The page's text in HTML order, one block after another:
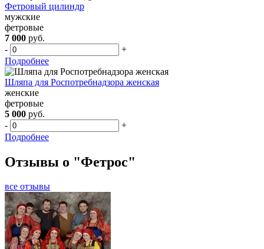
Фетровый цилиндр
мужские
фетровые
7 000 руб.
-
+
Подробнее
Шляпа для Роспотребнадзора женская
женские
фетровые
5 000 руб.
-
+
Подробнее
Отзывы о "Фетрос"
все отзывы